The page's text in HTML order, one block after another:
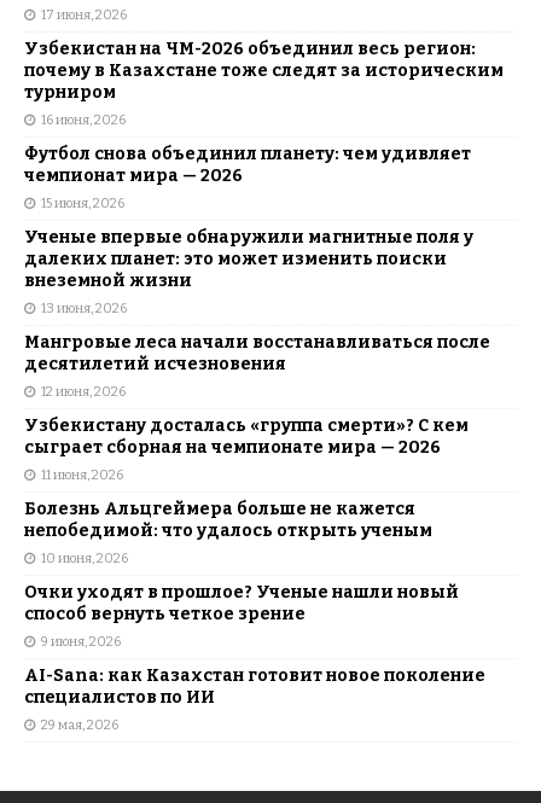
17 июня, 2026
Узбекистан на ЧМ-2026 объединил весь регион:
почему в Казахстане тоже следят за историческим
турниром
16 июня, 2026
Футбол снова объединил планету: чем удивляет
чемпионат мира — 2026
15 июня, 2026
Ученые впервые обнаружили магнитные поля у
далеких планет: это может изменить поиски
внеземной жизни
13 июня, 2026
Мангровые леса начали восстанавливаться после
десятилетий исчезновения
12 июня, 2026
Узбекистану досталась «группа смерти»? С кем
сыграет сборная на чемпионате мира — 2026
11 июня, 2026
Болезнь Альцгеймера больше не кажется
непобедимой: что удалось открыть ученым
10 июня, 2026
Очки уходят в прошлое? Ученые нашли новый
способ вернуть четкое зрение
9 июня, 2026
AI-Sana: как Казахстан готовит новое поколение
специалистов по ИИ
29 мая, 2026